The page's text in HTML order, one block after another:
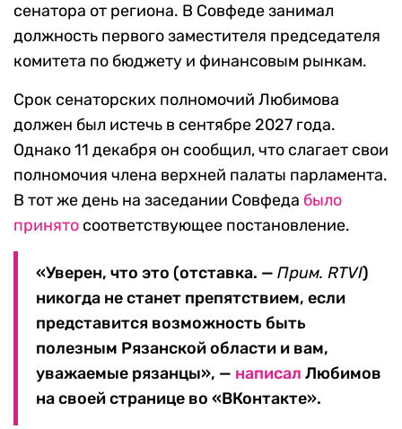
сенатора от региона. В Совфеде занимал
должность первого заместителя председателя
комитета по бюджету и финансовым рынкам.
Срок сенаторских полномочий Любимова
должен был истечь в сентябре 2027 года.
Однако 11 декабря он сообщил, что слагает свои
полномочия члена верхней палаты парламента.
В тот же день на заседании Совфеда было
принято соответствующее постановление.
«Уверен, что это (отставка. — Прим. RTVI)
никогда не станет препятствием, если
представится возможность быть
полезным Рязанской области и вам,
уважаемые рязанцы», — написал Любимов
на своей странице во «ВКонтакте».